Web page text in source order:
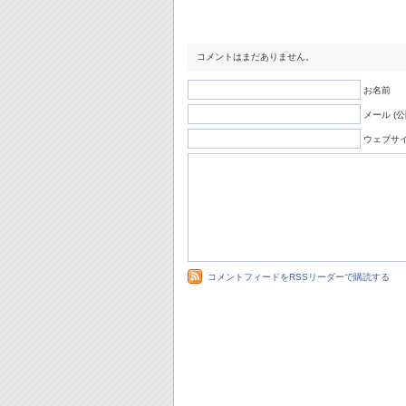
コメントはまだありません。
お名前
メール (
ウェブサ
コメントフィードをRSSリーダーで購読する